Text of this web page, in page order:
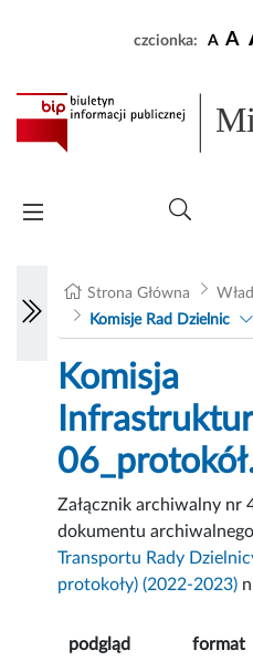
czcionka: A A
Strona Główna
Komisje Rad Dzielnic
Komisja
Załącznik archiwalny nr
dokumentu
Transportu Rady
protokoły) (2022-2023)
podgląd format